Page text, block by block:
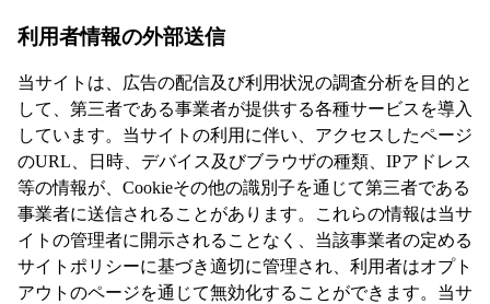
利用者情報の外部送信
当サイトは、広告の配信及び利用状況の調査分析を目的と
して、第三者である事業者が提供する各種サービスを導入
しています。当サイトの利用に伴い、アクセスしたページ
のURL、日時、デバイス及びブラウザの種類、IPアドレス
等の情報が、Cookieその他の識別子を通じて第三者である
事業者に送信されることがあります。これらの情報は当サ
イトの管理者に開示されることなく、当該事業者の定める
サイトポリシーに基づき適切に管理され、利用者はオプト
アウトのページを通じて無効化することができます。当サ